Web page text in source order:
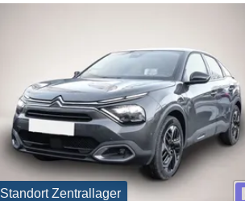
Standort Zentrallager